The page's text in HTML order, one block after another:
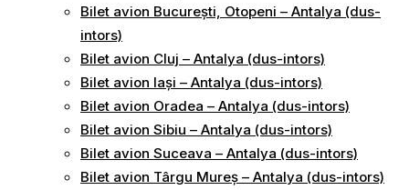
Bilet avion București, Otopeni – Antalya (dus-
intors)
Bilet avion Cluj – Antalya (dus-intors)
Bilet avion Iași – Antalya (dus-intors)
Bilet avion Oradea – Antalya (dus-intors)
Bilet avion Sibiu – Antalya (dus-intors)
Bilet avion Suceava – Antalya (dus-intors)
Bilet avion Târgu Mureș – Antalya (dus-intors)